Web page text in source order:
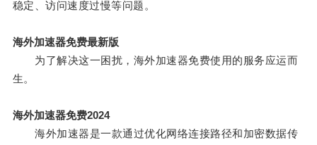
稳定、访问速度过慢等问题。
海外加速器免费最新版
为了解决这一困扰，海外加速器免费使用的服务应运而
生。
海外加速器免费2024
海外加速器是一款通过优化网络连接路径和加密数据传